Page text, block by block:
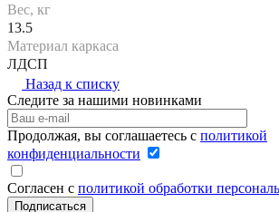
Вес, кг
13.5
Материал каркаса
ЛДСП
Назад к списку
Следите за нашими новинками
Продолжая, вы соглашаетесь с политикой
конфиденциальности
Согласен с политикой обработки